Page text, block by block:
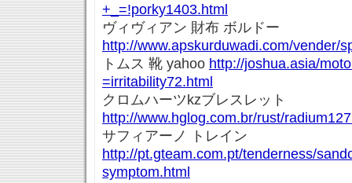
+_=!porky1403.html
ヴィヴィアン 財布 ボルドー
http://www.apskurduwadi.com/vender/
トムス 靴 yahoo http://joshua.asia/
=irritability72.html
クロムハーツkzブレスレット
http://www.hglog.com.br/rust/
サフィアーノ トレイン
http://pt.gteam.com.pt/tenderness/
symptom.html